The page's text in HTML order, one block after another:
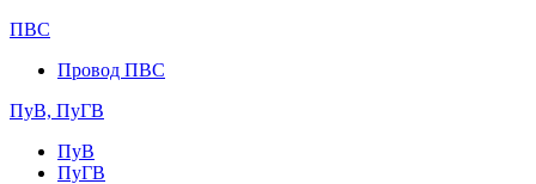
ПВС
Провод ПВС
ПуВ, ПуГВ
ПуВ
ПуГВ